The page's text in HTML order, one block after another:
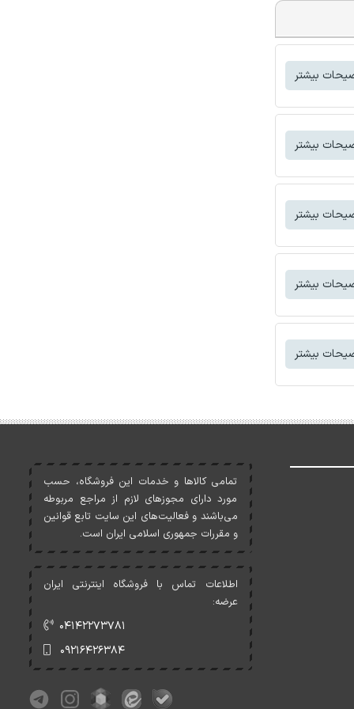
بیشتر
بیشتر
بیشتر
بیشتر
بیشتر
تمامی کالاها و خدمات اين فروشگاه، حسب
مورد دارای مجوزهای لازم از مراجع مربوطه
می‌باشند و فعاليت‌های اين سايت تابع قوانين
و مقررات جمهوری اسلامی ايران است.
اطلاعات تماس با فروشگاه اینترنتی ایران
عرضه:
۰۴۱۴۲۲۷۳۷۸۱
۰۹۲۱۶۴۲۶۳۸۴